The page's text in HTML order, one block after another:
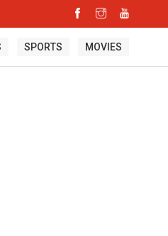
SPORTS MOVIES